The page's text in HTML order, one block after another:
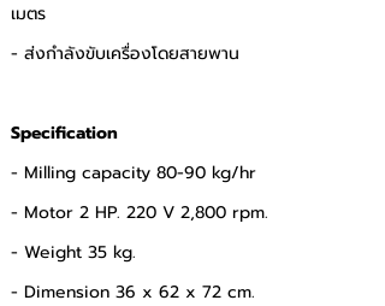
เมตร
- ส่งกำลังขับเครื่องโดยสายพาน
Specification
- Milling capacity 80-90 kg/hr
- Motor 2 HP. 220 V 2,800 rpm.
- Weight 35 kg.
- Dimension 36 x 62 x 72 cm.